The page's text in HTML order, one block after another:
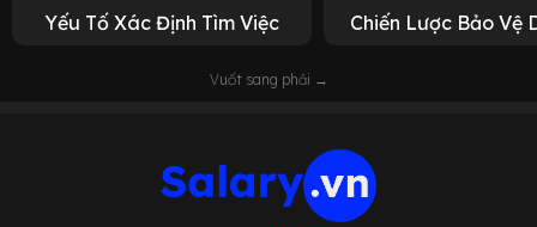
Yếu Tố Xác Định Tìm Việc Chiến Lược Bảo Vệ
Vuốt sang phải →